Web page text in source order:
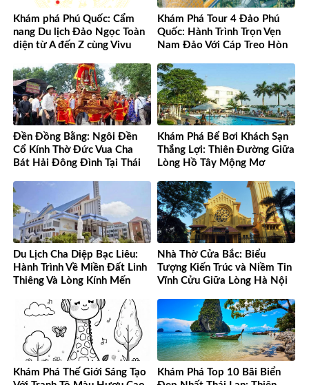
Khám phá Phú Quốc: Cẩm
nang Du lịch Đảo Ngọc Toàn
diện từ A đến Z cùng Vivu
Khám Phá Tour 4 Đảo Phú
Quốc: Hành Trình Trọn Vẹn
Nam Đảo Với Cáp Treo Hòn
Đền Đồng Bằng: Ngôi Đền
Cổ Kính Thờ Đức Vua Cha
Bát Hải Đông Đình Tại Thái
Khám Phá Bể Bơi Khách Sạn
Thắng Lợi: Thiên Đường Giữa
Lòng Hồ Tây Mộng Mơ
Du Lịch Cha Diệp Bạc Liêu:
Hành Trình Về Miền Đất Linh
Thiêng Và Lòng Kính Mến
Nhà Thờ Cửa Bắc: Biểu
Tượng Kiến Trúc và Niềm Tin
Vĩnh Cửu Giữa Lòng Hà Nội
Khám Phá Thế Giới Sáng Tạo
Khám Phá Top 10 Bãi Biển